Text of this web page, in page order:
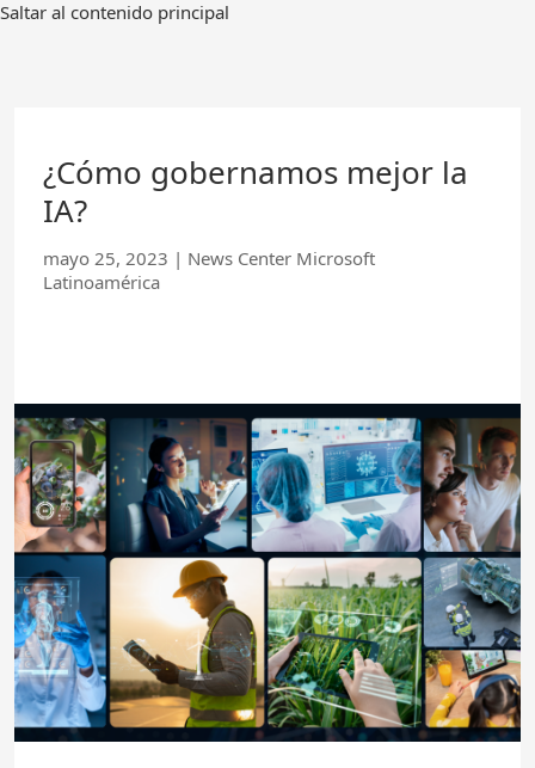
Ir
Saltar al contenido principal
¿Cómo gobernamos mejor la
IA?
mayo 25, 2023 | News Center Microsoft
Latinoamérica